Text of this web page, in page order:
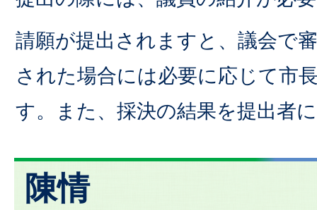
請願が提出されますと、議会で
された場合には必要に応じて市
す。また、採決の結果を提出者
陳情